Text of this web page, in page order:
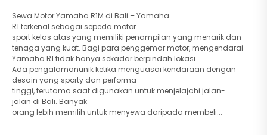
Sewa Motor Yamaha R1M di Bali – Yamaha
R1 terkenal sebagai sepeda motor
sport kelas atas yang memiliki penampilan yang menarik dan
tenaga yang kuat. Bagi para penggemar motor, mengendarai
Yamaha R1 tidak hanya sekadar berpindah lokasi.
Ada pengalamanunik ketika menguasai kendaraan dengan
desain yang sporty dan performa
tinggi, terutama saat digunakan untuk menjelajahi jalan-
jalan di Bali. Banyak
orang lebih memilih untuk menyewa daripada membeli...